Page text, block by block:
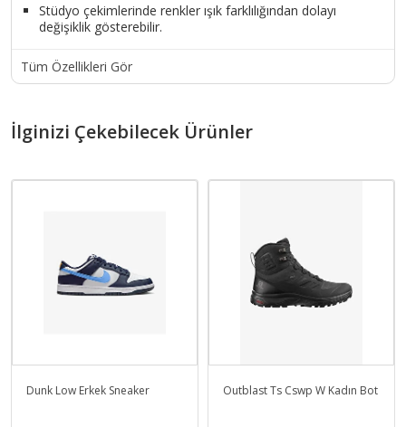
Stüdyo çekimlerinde renkler ışık farklılığından dolayı
değişiklik gösterebilir.
Tüm Özellikleri Gör
İlginizi Çekebilecek Ürünler
Dunk Low Erkek Sneaker Outblast Ts Cswp W Kadın Bot